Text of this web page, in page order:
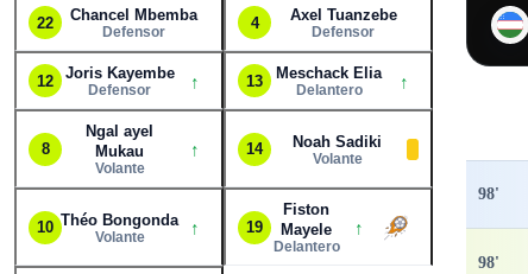
22 Chancel Mbemba
Defensor
4 Axel Tuanzebe
Defensor
12 Joris Kayembe
Defensor ↑ 13 Meschack Elia
Delantero ↑
8
Ngal ayel
Mukau
Volante
↑ 14 Noah Sadiki
Volante
10 Théo Bongonda
Volante ↑ 19
Fiston
Mayele
Delantero
↑
98'
98'